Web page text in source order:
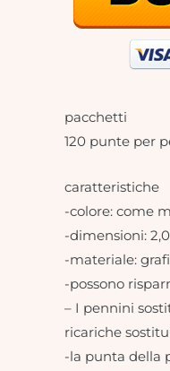
pacchetti
120 punte per
caratteristiche
-colore: come
-dimensioni:
-materiale:
-possono
– I pennini
ricariche
-la punta della